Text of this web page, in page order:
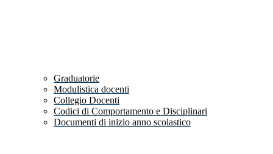
Graduatorie
Modulistica docenti
Collegio Docenti
Codici di Comportamento e Disciplinari
Documenti di inizio anno scolastico